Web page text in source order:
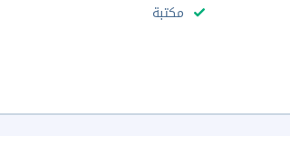
مكتبة